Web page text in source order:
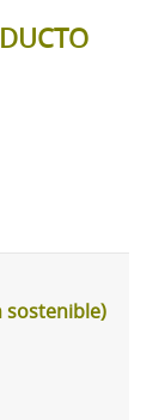
sostenible)